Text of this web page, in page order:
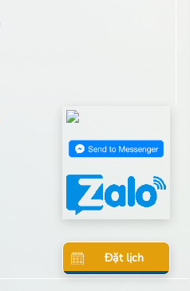
Đặt lịch